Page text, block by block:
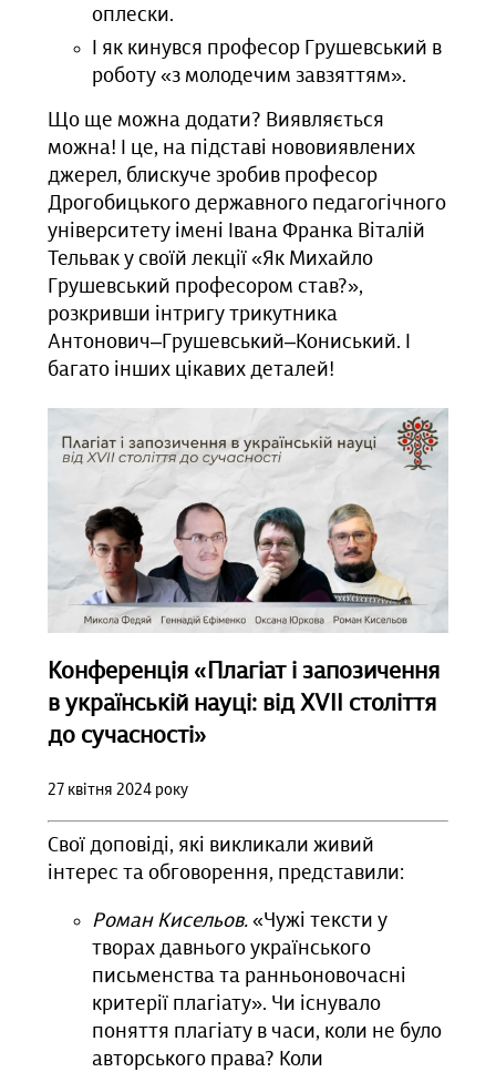
оплески.
І як кинувся професор Грушевський в
роботу «з молодечим завзяттям».
Що ще можна додати? Виявляється
можна! І це, на підставі нововиявлених
джерел, блискуче зробив професор
Дрогобицького державного педагогічного
університету імені Івана Франка Віталій
Тельвак у своїй лекції «Як Михайло
Грушевський професором став?»,
розкривши інтригу трикутника
Антонович‒Грушевський‒Кониський. І
багато інших цікавих деталей!
Конференція «Плагіат і запозичення
в українській науці: від ХVII століття
до сучасності»
27 квітня 2024 року
Свої доповіді, які викликали живий
інтерес та обговорення, представили:
Роман Кисельов.«Чужі тексти у
творах давнього українського
письменства та ранньоновочасні
критерії плагіату». Чи існувало
поняття плагіату в часи, коли не було
авторського права? Коли